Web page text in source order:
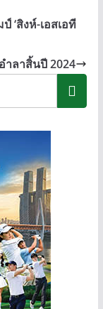
‘สิงห์-เอสเอที
ำลาสิ้นปี 2024